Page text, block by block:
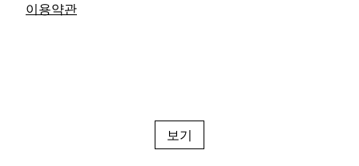
이용약관
보기